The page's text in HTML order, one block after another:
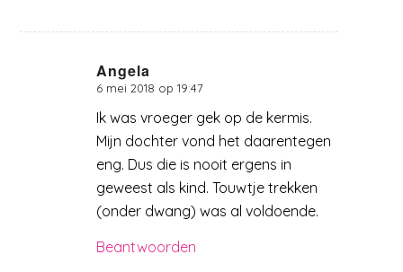
Angela
zegt:
6 mei 2018 op 19:47
Ik was vroeger gek op de kermis.
Mijn dochter vond het daarentegen
eng. Dus die is nooit ergens in
geweest als kind. Touwtje trekken
(onder dwang) was al voldoende.
Beantwoorden